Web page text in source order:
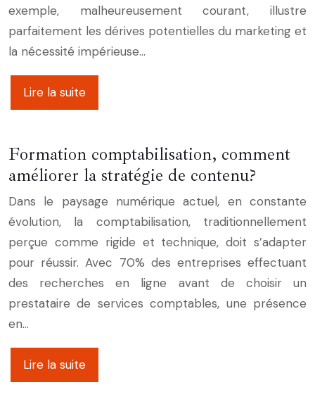
exemple, malheureusement courant, illustre
parfaitement les dérives potentielles du marketing et
la nécessité impérieuse…
Lire la suite
Formation comptabilisation, comment
améliorer la stratégie de contenu?
Dans le paysage numérique actuel, en constante
évolution, la comptabilisation, traditionnellement
perçue comme rigide et technique, doit s’adapter
pour réussir. Avec 70% des entreprises effectuant
des recherches en ligne avant de choisir un
prestataire de services comptables, une présence
en…
Lire la suite